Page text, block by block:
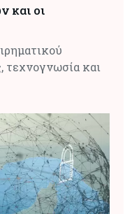
και οι
τεχνογνωσία και